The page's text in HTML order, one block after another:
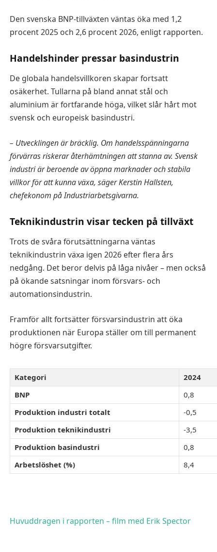
Den svenska BNP-tillväxten väntas öka med 1,2
procent 2025 och 2,6 procent 2026, enligt rapporten.
Handelshinder pressar basindustrin
De globala handelsvillkoren skapar fortsatt
osäkerhet. Tullarna på bland annat stål och
aluminium är fortfarande höga, vilket slår hårt mot
svensk och europeisk basindustri.
– Utvecklingen är bräcklig. Om handelsspänningarna
förvärras riskerar återhämtningen att stanna av. Svensk
industri är beroende av öppna marknader och stabila
villkor för att kunna växa, säger Kerstin Hallsten,
chefekonom på Industriarbetsgivarna.
Teknikindustrin visar tecken på tillväxt
Trots de svåra förutsättningarna väntas
teknikindustrin växa igen 2026 efter flera års
nedgång. Det beror delvis på låga nivåer – men också
på ökande satsningar inom försvars- och
automationsindustrin.
Framför allt fortsätter försvarsindustrin att öka
produktionen när Europa ställer om till permanent
högre försvarsutgifter.
Kategori
2024
BNP
0,8
Produktion industri totalt
-0,5
Produktion teknikindustri
-3,5
Produktion basindustri
0,8
Arbetslöshet (%)
8,4
Huvuddragen i rapporten – film med Erik Spector